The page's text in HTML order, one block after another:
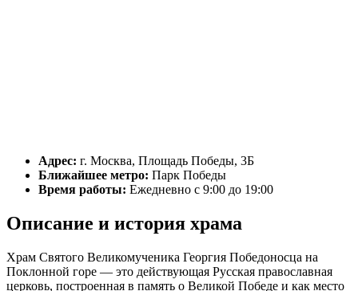
Адрес: г. Москва, Площадь Победы, 3Б
Ближайшее метро: Парк Победы
Время работы: Ежедневно с 9:00 до 19:00
Описание и история храма
Храм Святого Великомученика Георгия Победоносца на
Поклонной горе — это действующая Русская православная
церковь, построенная в память о Великой Победе и как место